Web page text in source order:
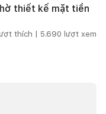
thiết kế mặt tiền
thích | 5.690 lượt xem